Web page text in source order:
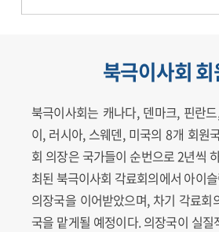
북극이사회
북극이사회는 캐나다, 덴마크, 핀란
이, 러시아, 스웨덴, 미국의 8개 회원
회 의장은 국가들이 순번으로 2년씩
최된 북극이사회 각료회의에서 아이
의장국을 이어받았으며, 차기 각료회
국을 맡게될 예정이다. 의장국이 실